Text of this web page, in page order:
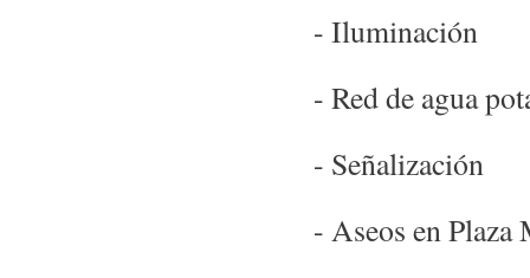
- Iluminación
- Red de agua
- Señalización
- Aseos en